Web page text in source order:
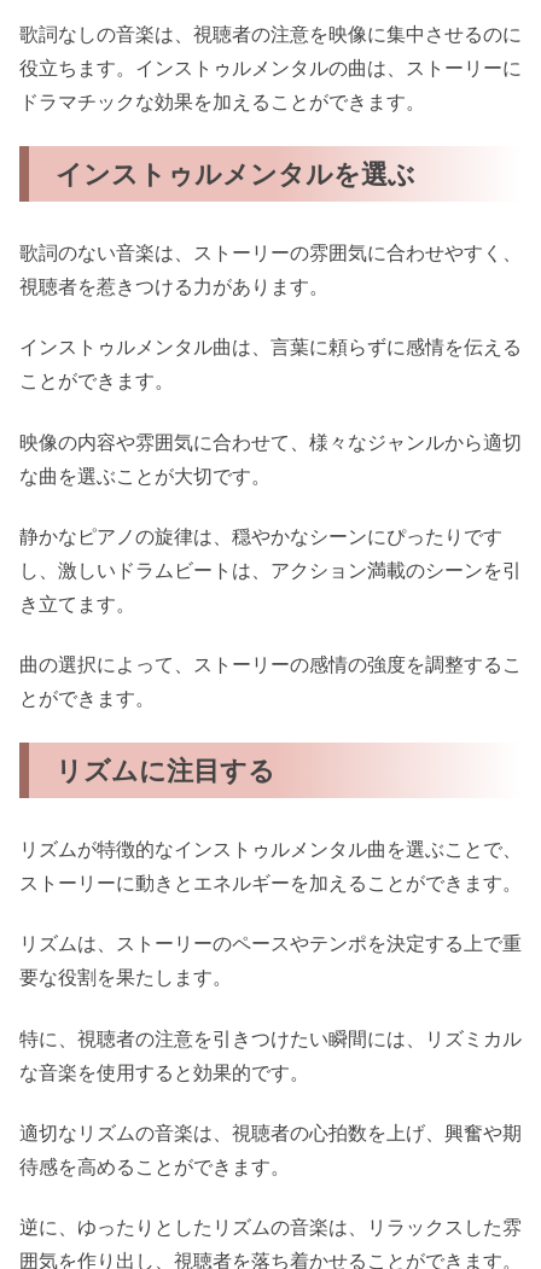
歌詞なしの音楽は、視聴者の注意を映像に集中させるのに
役立ちます。インストゥルメンタルの曲は、ストーリーに
ドラマチックな効果を加えることができます。
インストゥルメンタルを選ぶ
歌詞のない音楽は、ストーリーの雰囲気に合わせやすく、
視聴者を惹きつける力があります。
インストゥルメンタル曲は、言葉に頼らずに感情を伝える
ことができます。
映像の内容や雰囲気に合わせて、様々なジャンルから適切
な曲を選ぶことが大切です。
静かなピアノの旋律は、穏やかなシーンにぴったりです
し、激しいドラムビートは、アクション満載のシーンを引
き立てます。
曲の選択によって、ストーリーの感情の強度を調整するこ
とができます。
リズムに注目する
リズムが特徴的なインストゥルメンタル曲を選ぶことで、
ストーリーに動きとエネルギーを加えることができます。
リズムは、ストーリーのペースやテンポを決定する上で重
要な役割を果たします。
特に、視聴者の注意を引きつけたい瞬間には、リズミカル
な音楽を使用すると効果的です。
適切なリズムの音楽は、視聴者の心拍数を上げ、興奮や期
待感を高めることができます。
逆に、ゆったりとしたリズムの音楽は、リラックスした雰
囲気を作り出し、視聴者を落ち着かせることができます。